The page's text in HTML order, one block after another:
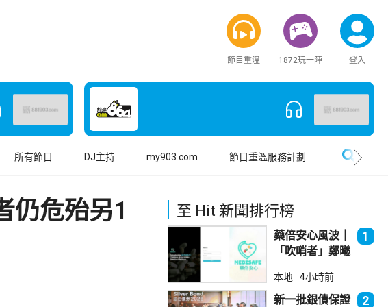
節目重溫 1872玩一陣 登入
所有節目 DJ主持 my903.com 節目重溫服務計劃
危殆另1
至 Hit 新聞排行榜
藥倍安心風波｜
「吹哨者」鄭曦
進行刑事調查
1
本地 4小時前
新一批銀債保證 2